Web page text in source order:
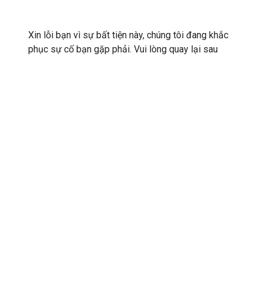
Xin lỗi bạn vì sự bất tiện này, chúng tôi đang khắc
phục sự cố bạn gặp phải. Vui lòng quay lại sau